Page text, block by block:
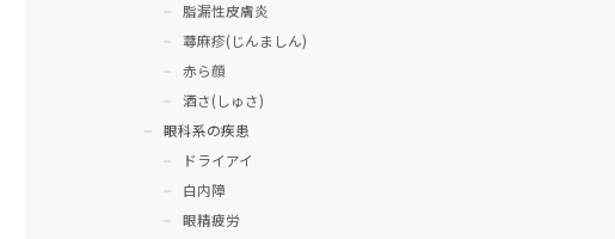
脂漏性皮膚炎
蕁麻疹(じんましん)
赤ら顔
酒さ(しゅさ)
眼科系の疾患
ドライアイ
白内障
眼精疲労